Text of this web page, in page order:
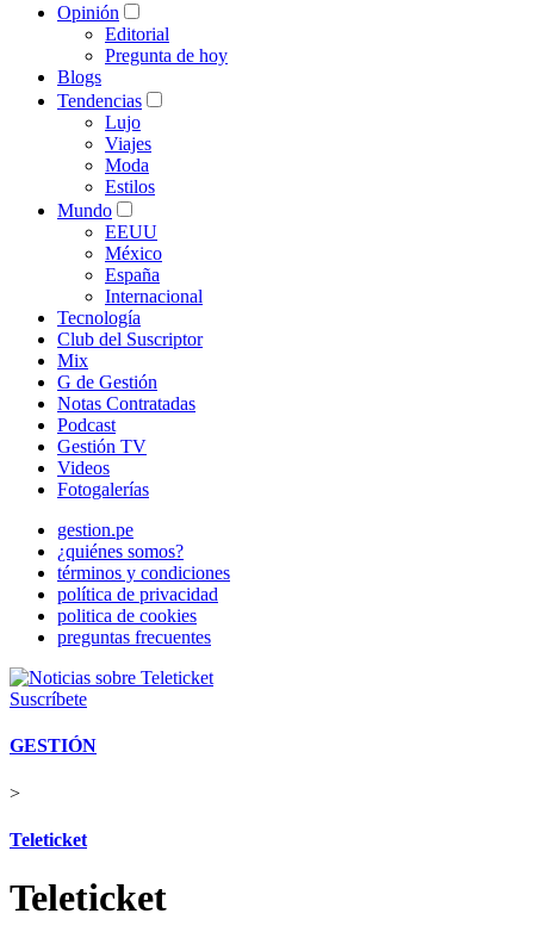
Opinión
Editorial
Pregunta de hoy
Blogs
Tendencias
Lujo
Viajes
Moda
Estilos
Mundo
EEUU
México
España
Internacional
Tecnología
Club del Suscriptor
Mix
G de Gestión
Notas Contratadas
Podcast
Gestión TV
Videos
Fotogalerías
gestion.pe
¿quiénes somos?
términos y condiciones
política de privacidad
politica de cookies
preguntas frecuentes
Suscríbete
GESTIÓN
>
Teleticket
Teleticket